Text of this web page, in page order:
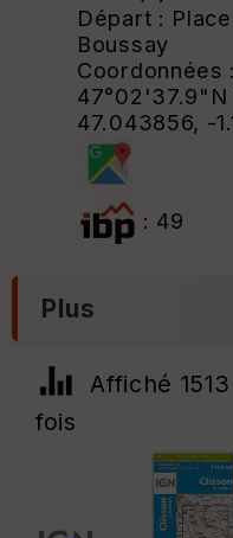
Départ :
Boussay
Coordonnées :
47°02'37.9"N
47.043856, -
: 49
Plus
Affiché
fois